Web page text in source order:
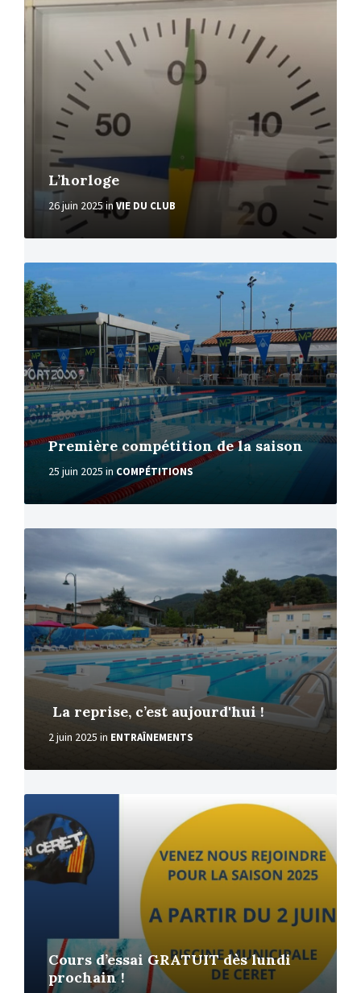
L’horloge
26 juin 2025inVIE DU CLUB
More
Première compétition de la saison
25 juin 2025 in COMPÉTITIONS
More
La reprise, c’est aujourd'hui !
2 juin 2025 in ENTRAÎNEMENTS
More
Cours d’essai GRATUIT dès lundi
prochain !
More